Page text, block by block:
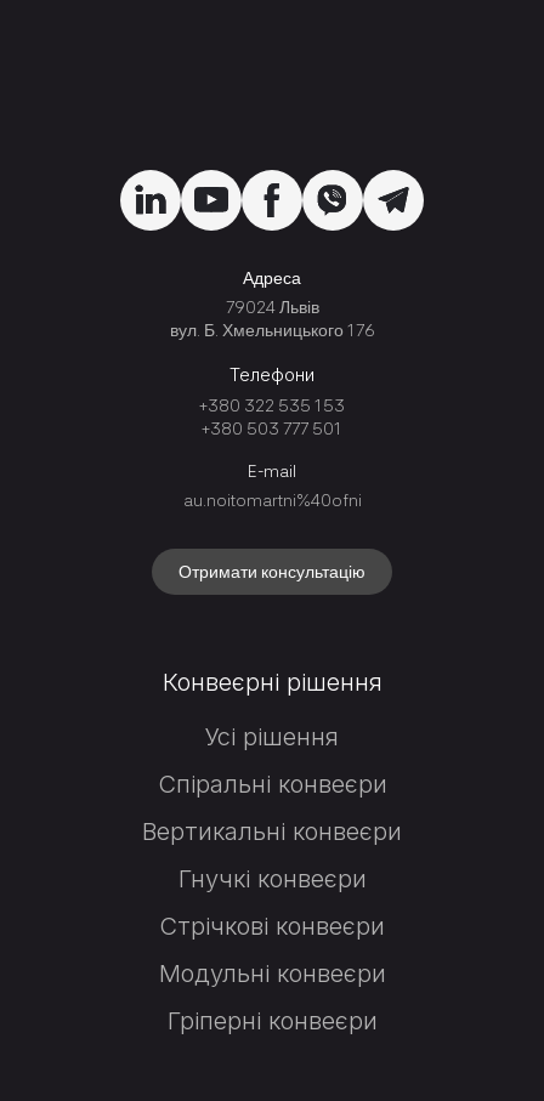
Адреса
79024 Львів
вул. Б. Хмельницького 176
Телефони
+380 322 535 153
+380 503 777 501
E-mail
au.noitomartni%40ofni
Отримати консультацію
Конвеєрні рішення
Усі рішення
Спіральні конвеєри
Вертикальні конвеєри
Гнучкі конвеєри
Стрічкові конвеєри
Модульні конвеєри
Гріперні конвеєри